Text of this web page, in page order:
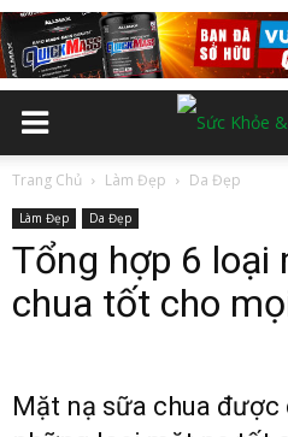
Trang Chủ Làm Đẹp Da Đẹp
Làm Đẹp Da Đẹp
Tổng hợp 6 loại
chua tốt cho
Mặt nạ sữa chua